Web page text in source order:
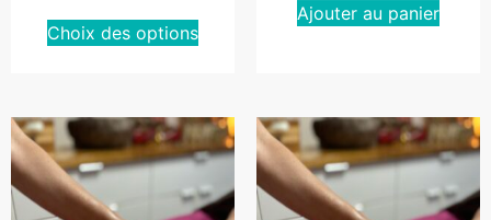
Choix des options
Ajouter au panier